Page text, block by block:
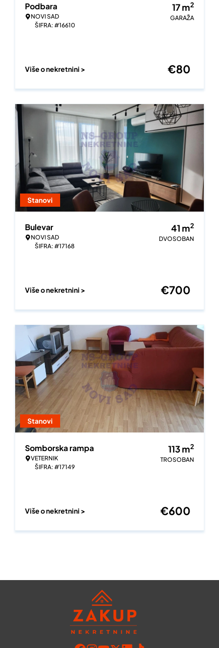
Podbara
NOVI SAD
ŠIFRA: #16610
17m2
GARAŽA
Više o nekretnini > €80
Stanovi
Bulevar
NOVI SAD
ŠIFRA: #17168
41 m2
DVOSOBAN
Više o nekretnini > €700
Stanovi
Somborska rampa
VETERNIK
ŠIFRA: #17149
113 m2
TROSOBAN
Više o nekretnini > €600